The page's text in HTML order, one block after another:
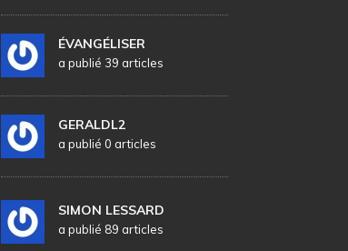
ÉVANGÉLISER
a publié 39 articles
GERALDL2
a publié 0 articles
SIMON LESSARD
a publié 89 articles